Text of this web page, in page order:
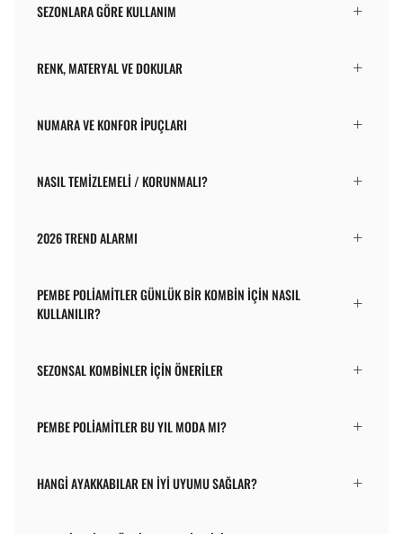
SEZONLARA GÖRE KULLANIM
RENK, MATERYAL VE DOKULAR
NUMARA VE KONFOR İPUÇLARI
NASIL TEMIZLEMELI / KORUNMALI?
2026 TREND ALARMI
PEMBE POLIAMITLER GÜNLÜK BIR KOMBIN IÇIN NASIL
KULLANILIR?
SEZONSAL KOMBINLER IÇIN ÖNERILER
PEMBE POLIAMITLER BU YIL MODA MI?
HANGI AYAKKABILAR EN IYI UYUMU SAĞLAR?